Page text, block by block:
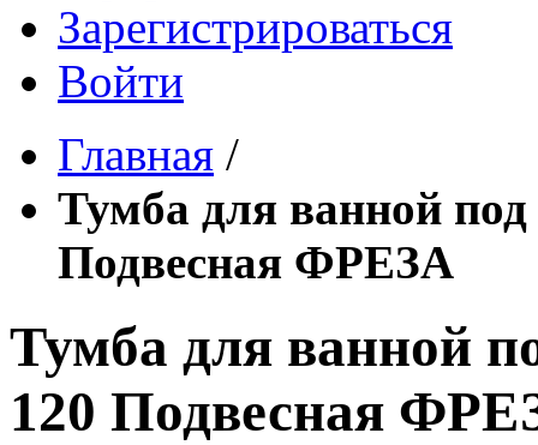
Зарегистрироваться
Войти
Главная /
Тумба для ванной
Подвесная ФРЕЗА
Тумба для ванной
120 Подвесная